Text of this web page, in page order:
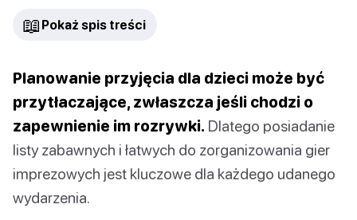
📖 Pokaż spis treści
Planowanie przyjęcia dla dzieci może być
przytłaczające, zwłaszcza jeśli chodzi o
zapewnienie im rozrywki. Dlatego posiadanie
listy zabawnych i łatwych do zorganizowania gier
imprezowych jest kluczowe dla każdego udanego
wydarzenia.